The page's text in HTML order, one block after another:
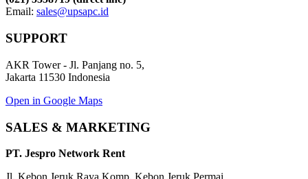
Email: sales@upsapc.id
SUPPORT
AKR Tower - Jl. Panjang no. 5,
Jakarta 11530 Indonesia
Open in Google Maps
SALES & MARKETING
PT. Jespro Network Rent